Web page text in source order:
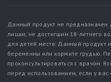
Данный продукт не предназначен
лицам, не достигшим 18-летнего
для детей месте. Данный продукт
беременны или кормите грудью.
проконсультироваться с врачом.
перед использованием, если у